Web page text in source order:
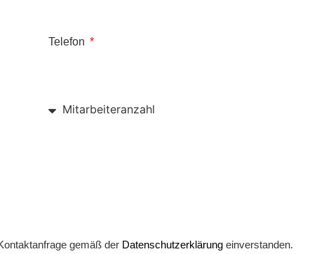
Telefon
gemäß der Datenschutzerklärung einverstanden.